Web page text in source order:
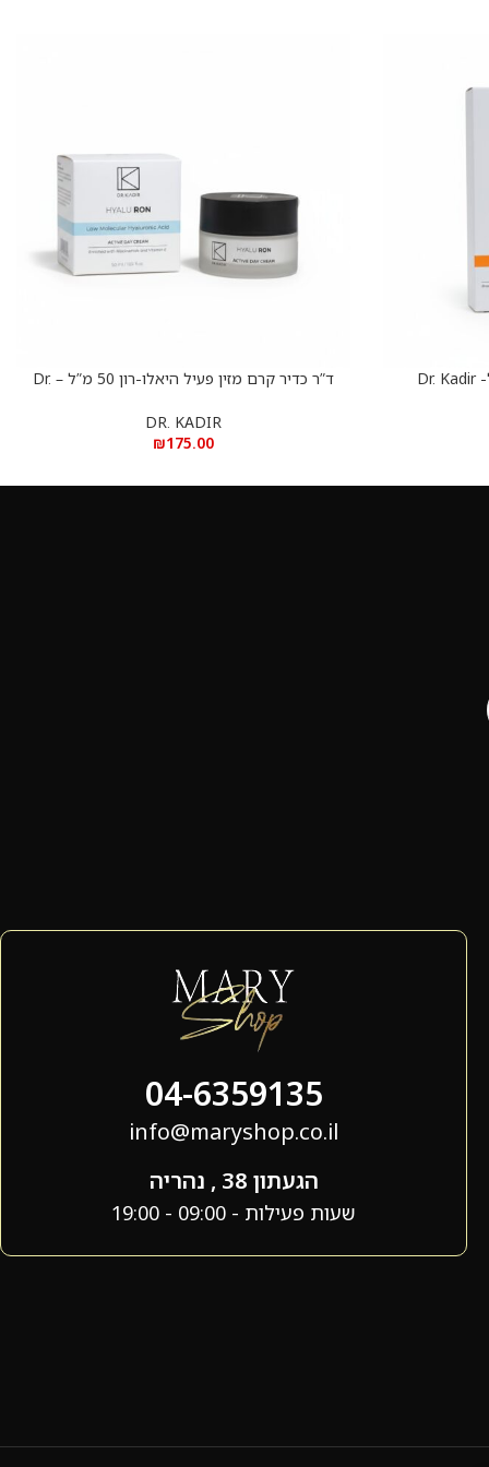
ד”ר כדיר קרם יום פעיל 75 מ”ל- Dr. Kadir
הוספה לסל
ד”ר כדיר קרם מזין פעיל היאלו-רון 50 מ”ל – Dr.
DR. KADIR
₪175.00
04-6359135
info@maryshop.co.il
הגעתון 38 , נהריה
שעות פעילות - 09:00 - 19:00